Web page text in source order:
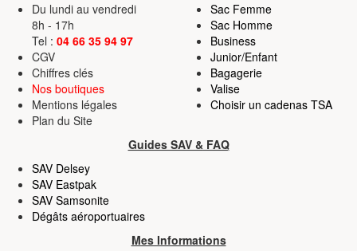
Du lundi au vendredi
8h - 17h
Tel : 04 66 35 94 97
CGV
Chiffres clés
Nos boutiques
Mentions légales
Plan du Site
Sac Femme
Sac Homme
Business
Junior/Enfant
Bagagerie
Valise
Choisir un cadenas TSA
Guides SAV & FAQ
SAV Delsey
SAV Eastpak
SAV Samsonite
Dégâts aéroportuaires
Mes Informations